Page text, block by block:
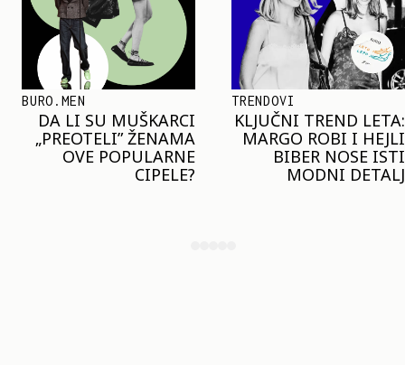
TRENDOVI
KLJUČNI TREND LETA:
MARGO ROBI I HEJLI
BIBER NOSE ISTI
MODNI DETALJ
SHOPPING
JOŠ JE RANO ZA JAKNE
– ALI U RESERVED JE
STIGAO MODEL KOJI
ĆE BITI VELIKI TREND